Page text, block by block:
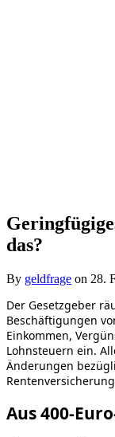
das?
By geldfrage on 28.
Der Gesetzgeber
Beschäftigungen
Einkommen,
Lohnsteuern ein.
Änderungen
Aus 400-